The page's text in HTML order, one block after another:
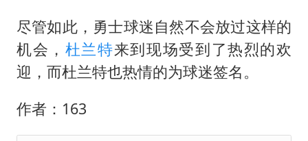
尽管如此，勇士球迷自然不会放过这样的
机会， 杜兰特来到现场受到了热烈的欢
迎，而杜兰特也热情的为球迷签名。
作者：163